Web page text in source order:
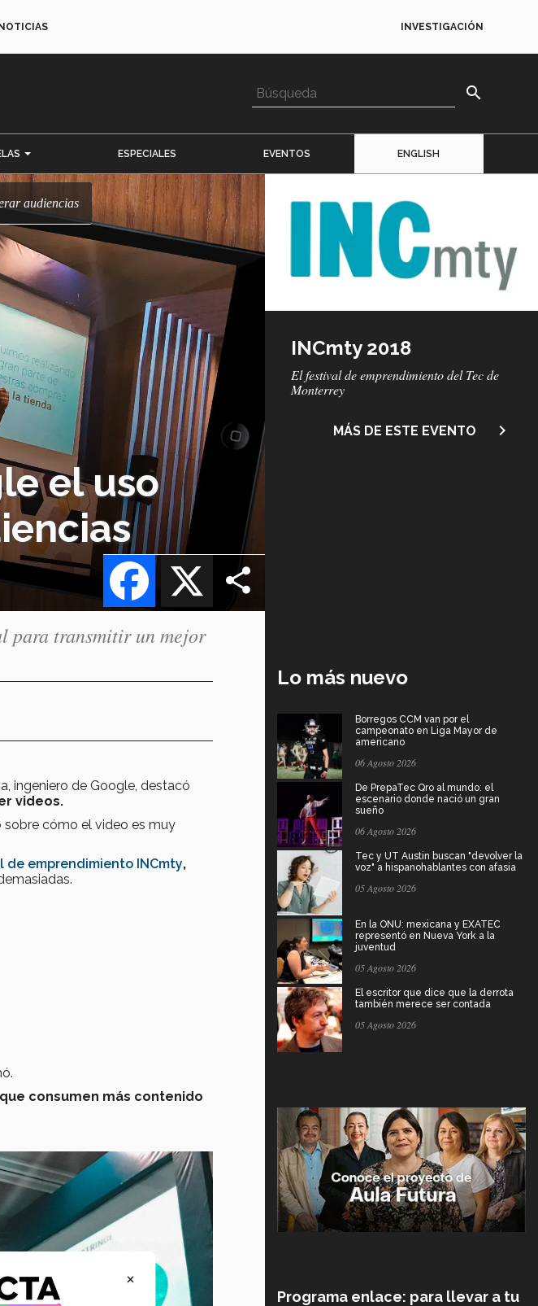
NOTICIAS INVESTIGACIÓN
search
ESPECIALES EVENTOS ENGLISH
audiencias
el uso
X
Facebook
INCmty 2018
Subtítulo
El festival de emprendimiento del Tec de
Monterrey
MÁS DE ESTE EVENTO navigate_next
para transmitir un mejor
ingeniero de Google, destacó
videos.
sobre cómo el video es muy
de emprendimiento INCmty,
consumen más contenido
Lo más nuevo
Borregos CCM van por el
campeonato en Liga Mayor de
americano
06 Agosto 2026
De PrepaTec Qro al mundo: el
escenario donde nació un gran
sueño
06 Agosto 2026
Tec y UT Austin buscan "devolver la
voz" a hispanohablantes con afasia
05 Agosto 2026
En la ONU: mexicana y EXATEC
representó en Nueva York a la
juventud
05 Agosto 2026
El escritor que dice que la derrota
también merece ser contada
05 Agosto 2026
Programa enlace: para llevar a tu
×